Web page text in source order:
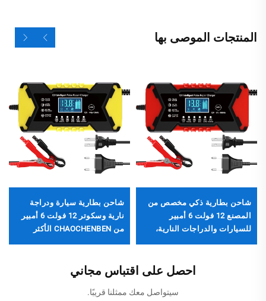
المنتجات الموصى بها
شاحن بطارية ذكي مخصص من
المصنع 12 فولت 6 أمبير
للسيارات والدراجات النارية،
شاحن بطارية سيارة ودراجة
نارية وسكوتر 12 فولت 6 أمبير
من CHAOCHENBEN الأكثر
احصل على اقتباس مجاني
سيتواصل معك ممثلنا قريبًا.